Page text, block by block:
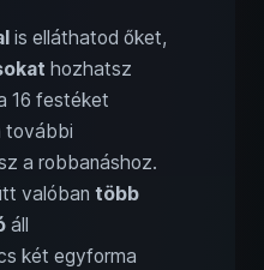
is elláthatod őket,
hozhatsz
16 festéket
további
a robbanáshoz.
valóban több
áll
két egyforma